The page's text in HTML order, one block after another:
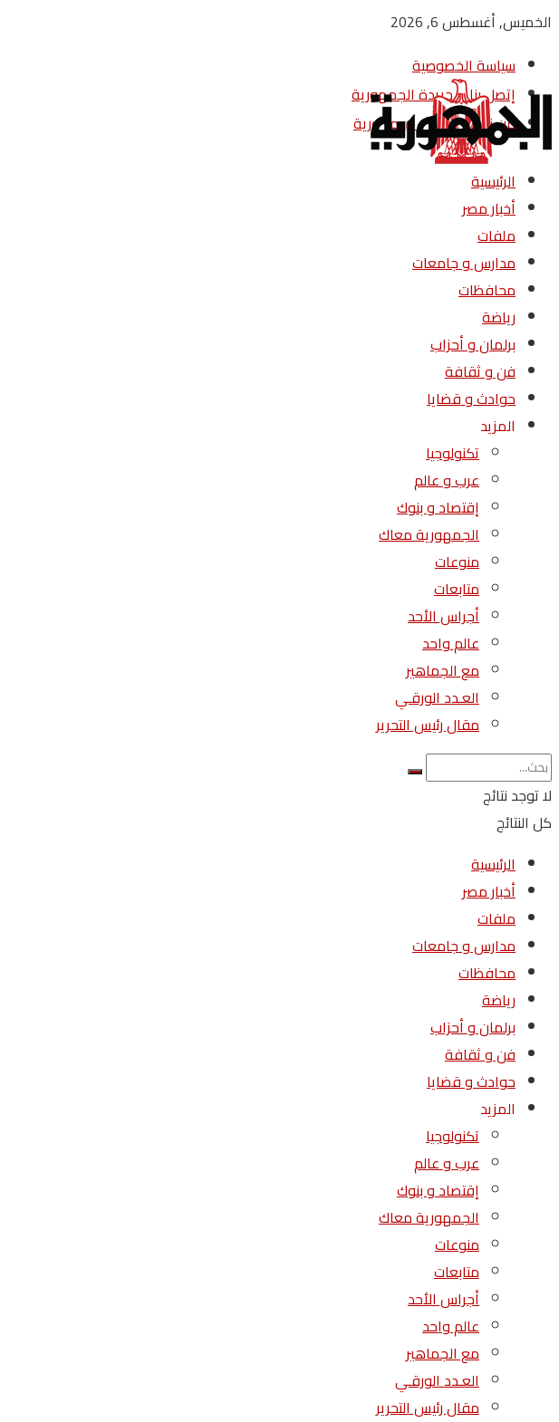
الخميس, أغسطس 6, 2026
سياسة الخصوصية
إتصل بنا – جريدة الجمهورية
من نحن – جريدة الجمهورية
الرئيسية
أخبار مصر
ملفات
مدارس و جامعات
محافظات
رياضة
برلمان و أحزاب
فن و ثقافة
حوادث و قضايا
المزيد
تكنولوجيا
عرب و عالم
إقتصاد و بنوك
الجمهورية معاك
منوعات
متابعات
أجراس الأحد
عالم واحد
مع الجماهير
العـدد الورقـي
مقال رئيس التحرير
لا توجد نتائج
كل النتائج
الرئيسية
أخبار مصر
ملفات
مدارس و جامعات
محافظات
رياضة
برلمان و أحزاب
فن و ثقافة
حوادث و قضايا
المزيد
تكنولوجيا
عرب و عالم
إقتصاد و بنوك
الجمهورية معاك
منوعات
متابعات
أجراس الأحد
عالم واحد
مع الجماهير
العـدد الورقـي
مقال رئيس التحرير